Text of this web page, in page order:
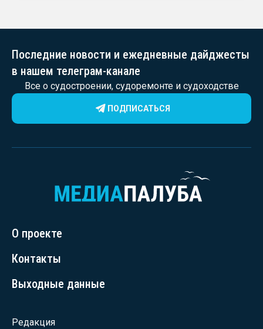
Последние новости и ежедневные дайджесты
в нашем телеграм-канале
Все о судостроении, судоремонте и судоходстве
ПОДПИСАТЬСЯ
О проекте
Контакты
Выходные данные
Редакция